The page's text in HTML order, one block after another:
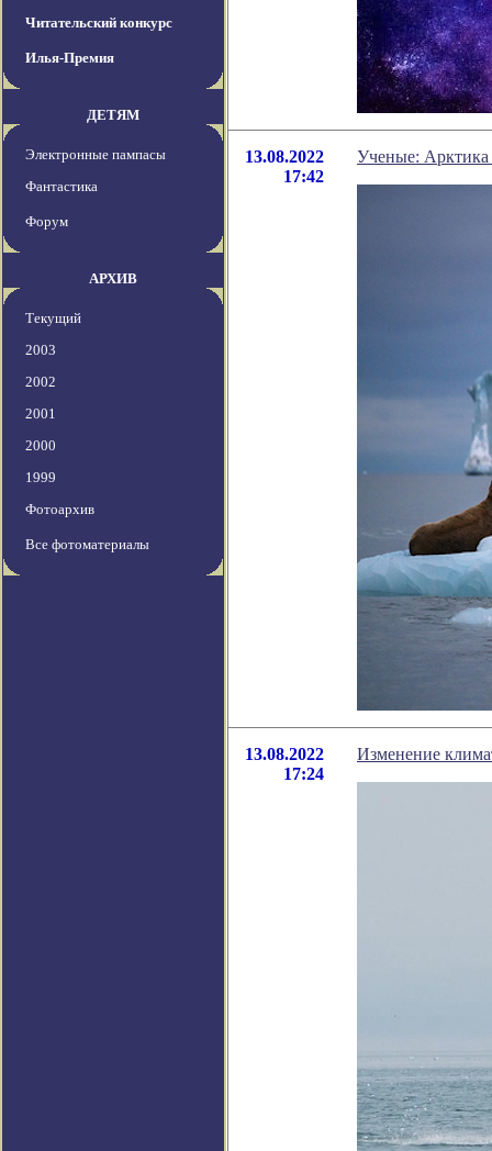
Читательский конкурс
Илья-Премия
ДЕТЯМ
Электронные пампасы
Фантастика
Форум
АРХИВ
Текущий
2003
2002
2001
2000
1999
Фотоархив
Все фотоматериалы
13.08.2022
17:42
Ученые: Арктика
13.08.2022
17:24
Изменение